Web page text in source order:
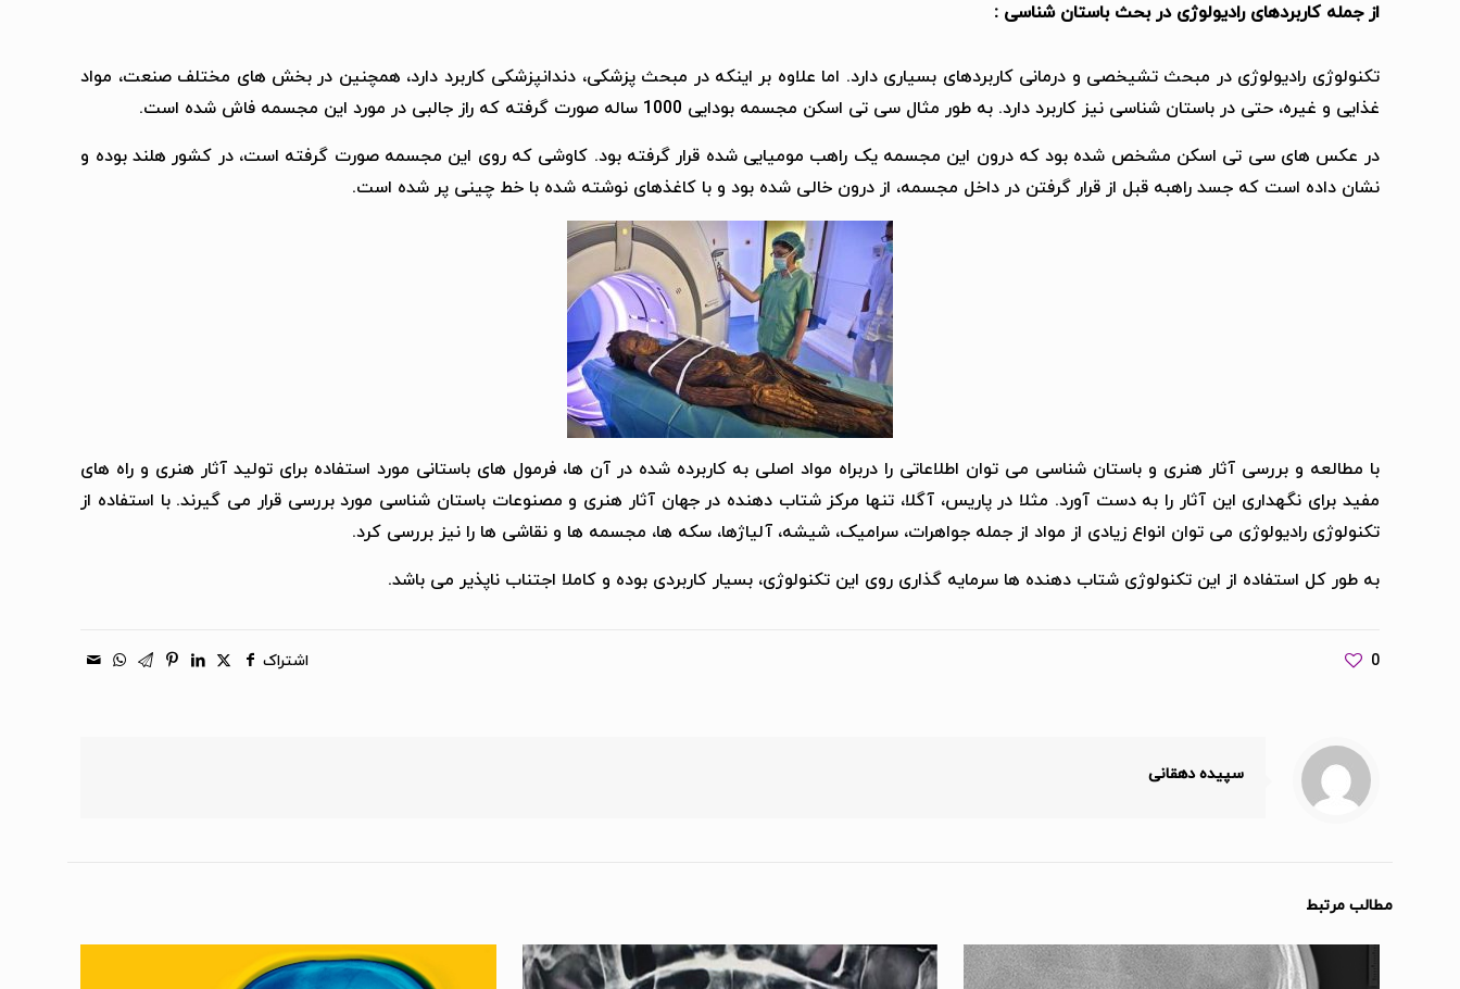
از جمله کاربردهای رادیولوژی در بحث باستان شناسی :
تکنولوژی رادیولوژی در مبحث تشیخصی و درمانی کاربردهای بسیاری دارد. اما علاوه بر اینکه در مبحث پزشکی، دندانپزشکی کاربرد دارد، همچنین در بخش های مختلف صنعت، مواد
غذایی و غیره، حتی در باستان شناسی نیز کاربرد دارد. به طور مثال سی تی اسکن مجسمه بودایی 1000 ساله صورت گرفته که راز جالبی در مورد این مجسمه فاش شده است.
در عکس های سی تی اسکن مشخص شده بود که درون این مجسمه یک راهب مومیایی شده قرار گرفته بود. کاوشی که روی این مجسمه صورت گرفته است، در کشور هلند بوده و
نشان داده است که جسد راهبه قبل از قرار گرفتن در داخل مجسمه، از درون خالی شده بود و با کاغذهای نوشته شده با خط چینی پر شده است.
با مطالعه و بررسی آثار هنری و باستان شناسی می توان اطلاعاتی را دربراه مواد اصلی به کاربرده شده در آن ها، فرمول های باستانی مورد استفاده برای تولید آثار هنری و راه های
مفید برای نگهداری این آثار را به دست آورد. مثلا در پاریس، آگلا، تنها مرکز شتاب دهنده در جهان آثار هنری و مصنوعات باستان شناسی مورد بررسی قرار می گیرند. با استفاده از
تکنولوژی رادیولوژی می توان انواع زیادی از مواد از جمله جواهرات، سرامیک، شیشه، آلیاژها، سکه ها، مجسمه ها و نقاشی ها را نیز بررسی کرد.
به طور کل استفاده از این تکنولوژی شتاب دهنده ها سرمایه گذاری روی این تکنولوژی، بسیار کاربردی بوده و کاملا اجتناب ناپذیر می باشد.
اشتراک 0
سپیده دهقانی
مطالب مرتبط